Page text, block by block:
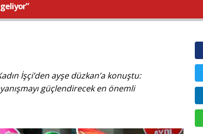
İşçi’den ayşe düzkan’a konuştu:
güçlendirecek en önemli